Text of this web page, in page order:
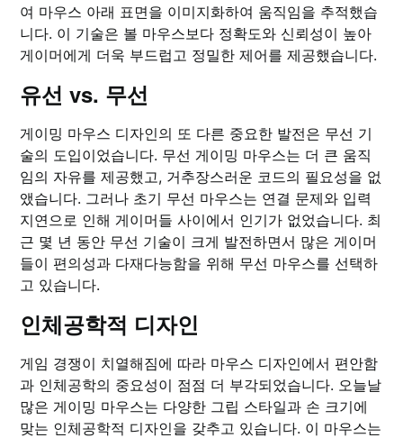
여 마우스 아래 표면을 이미지화하여 움직임을 추적했습
니다. 이 기술은 볼 마우스보다 정확도와 신뢰성이 높아
게이머에게 더욱 부드럽고 정밀한 제어를 제공했습니다.
유선 vs. 무선
게이밍 마우스 디자인의 또 다른 중요한 발전은 무선 기
술의 도입이었습니다. 무선 게이밍 마우스는 더 큰 움직
임의 자유를 제공했고, 거추장스러운 코드의 필요성을 없
앴습니다. 그러나 초기 무선 마우스는 연결 문제와 입력
지연으로 인해 게이머들 사이에서 인기가 없었습니다. 최
근 몇 년 동안 무선 기술이 크게 발전하면서 많은 게이머
들이 편의성과 다재다능함을 위해 무선 마우스를 선택하
고 있습니다.
인체공학적 디자인
게임 경쟁이 치열해짐에 따라 마우스 디자인에서 편안함
과 인체공학의 중요성이 점점 더 부각되었습니다. 오늘날
많은 게이밍 마우스는 다양한 그립 스타일과 손 크기에
맞는 인체공학적 디자인을 갖추고 있습니다. 이 마우스는